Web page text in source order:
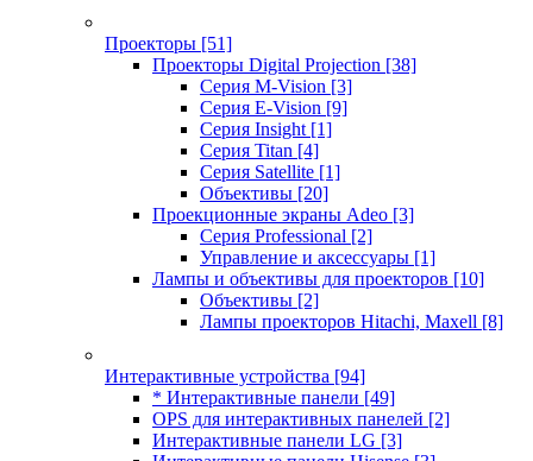
Проекторы [51]
Проекторы Digital Projection [38]
Серия M-Vision [3]
Серия E-Vision [9]
Серия Insight [1]
Серия Titan [4]
Серия Satellite [1]
Объективы [20]
Проекционные экраны Adeo [3]
Серия Professional [2]
Управление и аксессуары [1]
Лампы и объективы для проекторов [10]
Объективы [2]
Лампы проекторов Hitachi, Maxell [8]
Интерактивные устройства [94]
* Интерактивные панели [49]
OPS для интерактивных панелей [2]
Интерактивные панели LG [3]